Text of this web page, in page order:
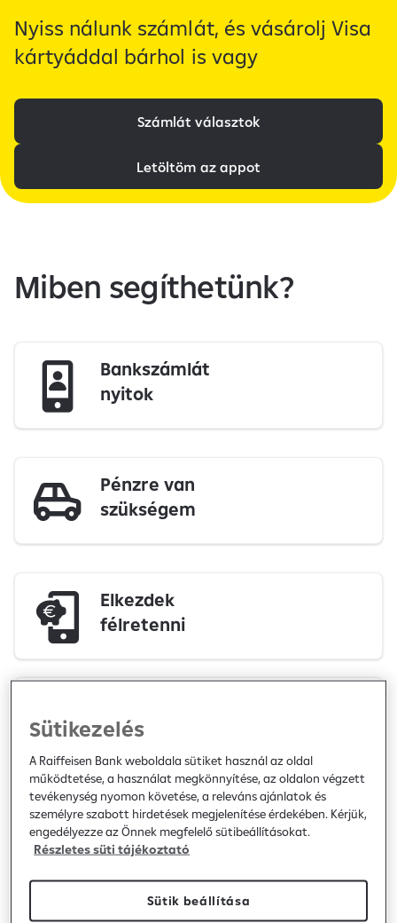
Nyiss nálunk számlát, és vásárolj Visa
kártyáddal bárhol is vagy
Számlát választok
Letöltöm az appot
Miben segíthetünk?
Bankszámlát
nyitok
Pénzre van
szükségem
Elkezdek
félretenni
megvenném
Nagyobb ingatlanba
költöznék
Sütikezelés
A Raiffeisen Bank weboldala sütiket használ az oldal
működtetése, a használat megkönnyítése, az oldalon végzett
tevékenység nyomon követése, a releváns ajánlatok és
személyre szabott hirdetések megjelenítése érdekében. Kérjük,
engedélyezze az Önnek megfelelő sütibeállításokat.
Részletes süti tájékoztató
Sütik beállítása